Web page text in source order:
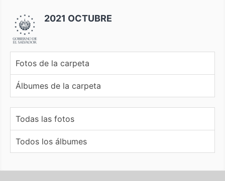
2021 OCTUBRE
Fotos de la carpeta
Álbumes de la carpeta
Todas las fotos
Todos los álbumes